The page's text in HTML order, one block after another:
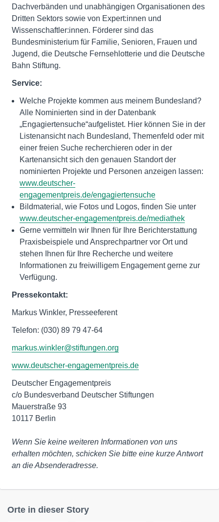
Dachverbänden und unabhängigen Organisationen des
Dritten Sektors sowie von Expert:innen und
Wissenschaftler:innen. Förderer sind das
Bundesministerium für Familie, Senioren, Frauen und
Jugend, die Deutsche Fernsehlotterie und die Deutsche
Bahn Stiftung.
Service:
Welche Projekte kommen aus meinem Bundesland?
Alle Nominierten sind in der Datenbank
„Engagiertensuche“aufgelistet. Hier können Sie in der
Listenansicht nach Bundesland, Themenfeld oder mit
einer freien Suche recherchieren oder in der
Kartenansicht sich den genauen Standort der
nominierten Projekte und Personen anzeigen lassen:
www.deutscher-
engagementpreis.de/engagiertensuche
Bildmaterial, wie Fotos und Logos, finden Sie unter
www.deutscher-engagementpreis.de/mediathek
Gerne vermitteln wir Ihnen für Ihre Berichterstattung
Praxisbeispiele und Ansprechpartner vor Ort und
stehen Ihnen für Ihre Recherche und weitere
Informationen zu freiwilligem Engagement gerne zur
Verfügung.
Pressekontakt:
Markus Winkler, Presseeferent
Telefon: (030) 89 79 47-64
markus.winkler@stiftungen.org
www.deutscher-engagementpreis.de
Deutscher Engagementpreis
c/o Bundesverband Deutscher Stiftungen
Mauerstraße 93
10117 Berlin
Wenn Sie keine weiteren Informationen von uns
erhalten möchten, schicken Sie bitte eine kurze Antwort
an die Absenderadresse.
Orte in dieser Story